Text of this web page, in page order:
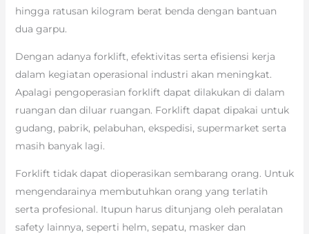
hingga ratusan kilogram berat benda dengan bantuan
dua garpu.
Dengan adanya forklift, efektivitas serta efisiensi kerja
dalam kegiatan operasional industri akan meningkat.
Apalagi pengoperasian forklift dapat dilakukan di dalam
ruangan dan diluar ruangan. Forklift dapat dipakai untuk
gudang, pabrik, pelabuhan, ekspedisi, supermarket serta
masih banyak lagi.
Forklift tidak dapat dioperasikan sembarang orang. Untuk
mengendarainya membutuhkan orang yang terlatih
serta profesional. Itupun harus ditunjang oleh peralatan
safety lainnya, seperti helm, sepatu, masker dan